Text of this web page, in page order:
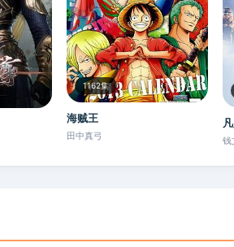
1162集
海贼王
田中真弓 钱